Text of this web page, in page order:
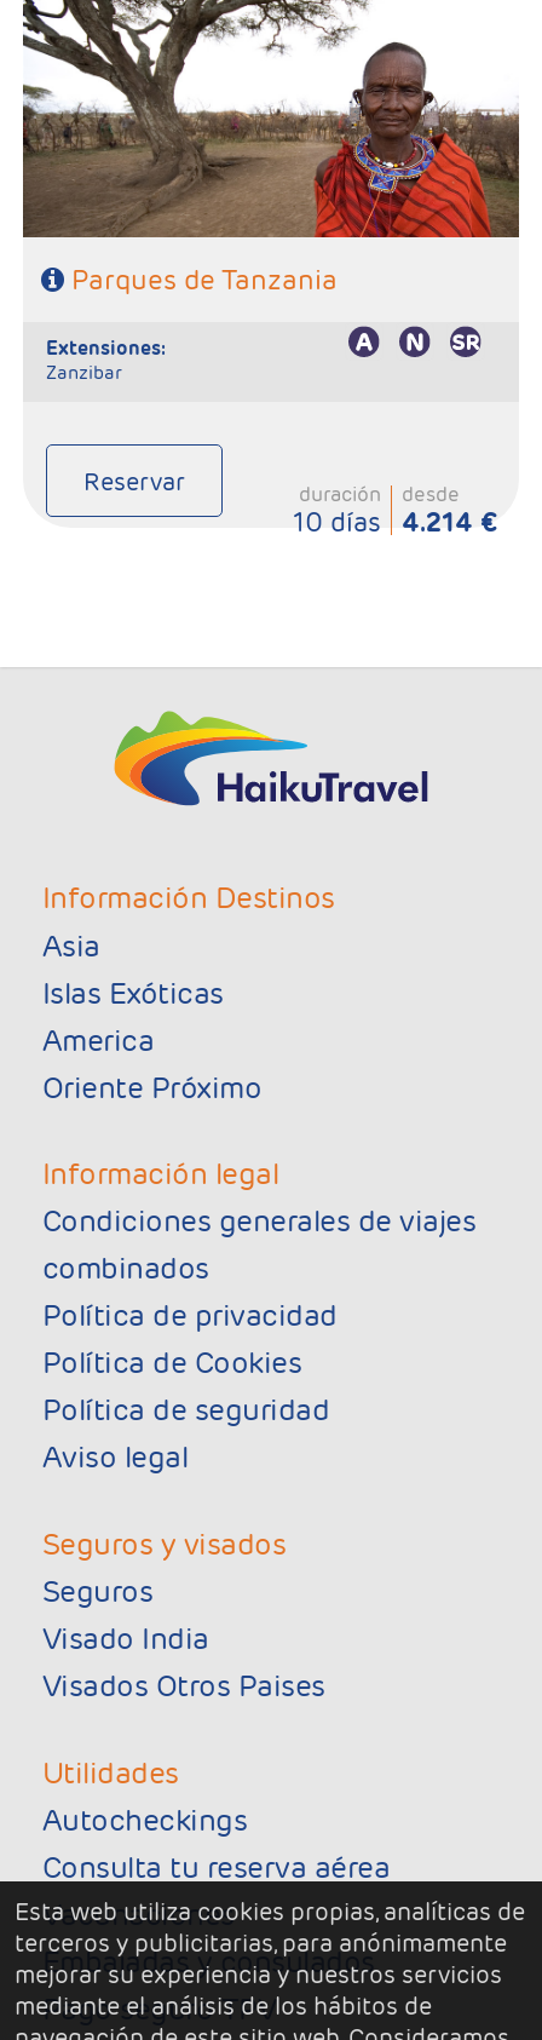
- Salidas: Sábados
- Ruta: 1 noche Tarangire, 2 noches Serengeti, 2 noches Karatu, 1
noche Lake Eyasi y 1 noche Lake Manyara
- Régimen: Pensión completa
Parques de Tanzania
extensiones:
Zanzibar
Reservar duración
10 días
desde
4.214 €
Información Destinos
Asia
Islas Exóticas
America
Oriente Próximo
Información legal
Condiciones generales de viajes
combinados
Política de privacidad
Política de Cookies
Política de seguridad
Aviso legal
Seguros y visados
Seguros
Visado India
Visados Otros Paises
Utilidades
Autocheckings
Consulta tu reserva aérea
Vacunaciones
Embajadas y consulados
Pago seguro TPV
Esta web utiliza cookies propias, analíticas de
terceros y publicitarias, para anónimamente
mejorar su experiencia y nuestros servicios
mediante el análisis de los hábitos de